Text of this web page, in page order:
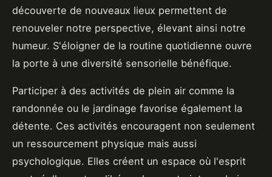
découverte de nouveaux lieux permettent de
renouveler notre perspective, élevant ainsi notre
humeur. S'éloigner de la routine quotidienne ouvre
la porte à une diversité sensorielle bénéfique.
Participer à des activités de plein air comme la
randonnée ou le jardinage favorise également la
détente. Ces activités encouragent non seulement
un ressourcement physique mais aussi
psychologique. Elles créent un espace où l'esprit